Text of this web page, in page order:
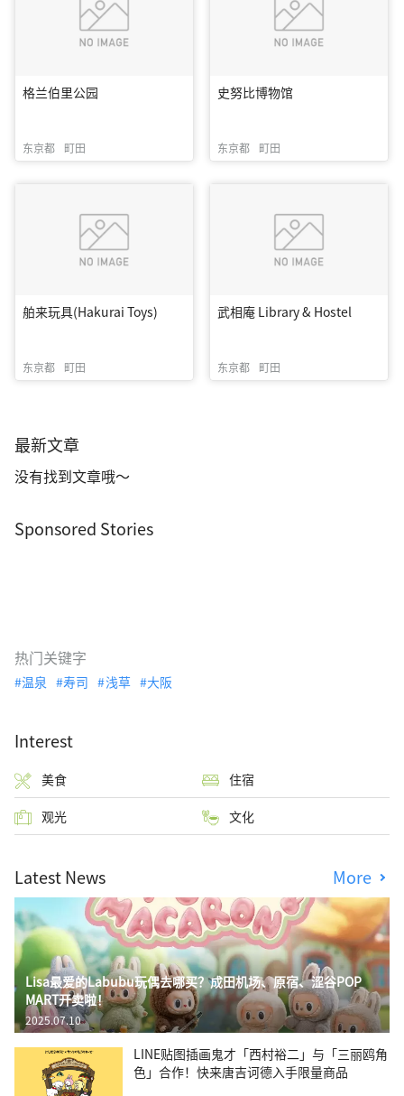
格兰伯里公园
东京都 町田
史努比博物馆
东京都 町田
舶来玩具(Hakurai Toys)
东京都 町田
武相庵 Library & Hostel
东京都 町田
最新文章
没有找到文章哦～
Sponsored Stories
热门关键字
温泉 寿司 浅草 大阪
Interest
美食 住宿
观光 文化
Latest News More
Lisa最爱的Labubu玩偶去哪买？成田机场、原宿、涩谷POP
MART开卖啦！
2025.07.10
LINE贴图插画鬼才「西村裕二」与「三丽鸥角
色」合作！快来唐吉诃德入手限量商品